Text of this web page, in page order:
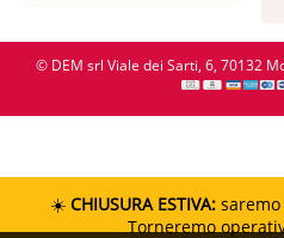
© DEM srl Viale dei Sarti, 6, 70132
☀️ CHIUSURA ESTIVA: saremo
Torneremo